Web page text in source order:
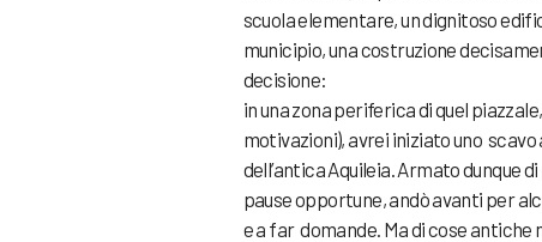
scuola elementare, un dignitoso
municipio, una costruzione
decisione:
in una zona periferica di quel
motivazioni), avrei iniziato uno
dell’antica Aquileia. Armato dunque
pause opportune, andò avanti per
e a far domande. Ma di cose antiche